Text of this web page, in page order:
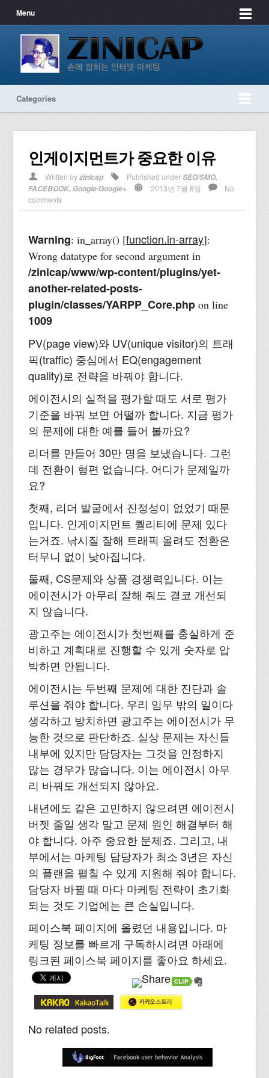
Menu
Categories
인게이지먼트가 중요한 이유
Written byzinicap Published underSEO/SMO,
FACEBOOK, Google/Google+ 2013년 7월 8일
No
comments
Warning: in_array() [function.in-array]:
Wrong datatype for second argument in
/zinicap/www/wp-content/plugins/yet-
another-related-posts-
plugin/classes/YARPP_Core.php on line
1009
PV(page view)와 UV(unique visitor)의 트래
픽(traffic) 중심에서 EQ(engagement
quality)로 전략을 바꿔야 합니다.
에이전시의 실적을 평가할 때도 서로 평가
기준을 바꿔 보면 어떨까 합니다. 지금 평가
의 문제에 대한 예를 들어 볼까요?
리더를 만들어 30만 명을 보냈습니다. 그런
데 전환이 형편 없습니다. 어디가 문제일까
요?
첫째, 리더 발굴에서 진정성이 없었기 때문
입니다. 인게이지먼트 퀄리티에 문제 있다
는거죠. 낚시질 잘해 트래픽 올려도 전환은
터무니 없이 낮아집니다.
둘째, CS문제와 상품 경쟁력입니다. 이는
에이전시가 아무리 잘해 줘도 결코 개선되
지 않습니다.
광고주는 에이전시가 첫번째를 충실하게 준
비하고 계획대로 진행할 수 있게 숫자로 압
박하면 안됩니다.
에이전시는 두번째 문제에 대한 진단과 솔
루션을 줘야 합니다. 우리 임무 밖의 일이다
생각하고 방치하면 광고주는 에이전시가 무
능한 것으로 판단하죠. 실상 문제는 자신들
내부에 있지만 담당자는 그것을 인정하지
않는 경우가 많습니다. 이는 에이전시 아무
리 바꿔도 개선되지 않아요.
내년에도 같은 고민하지 않으려면 에이전시
버젯 줄일 생각 말고 문제 원인 해결부터 해
야 합니다. 아주 중요한 문제죠. 그리고, 내
부에서는 마케팅 담당자가 최소 3년은 자신
의 플랜을 펼칠 수 있게 지원해 줘야 합니다.
담당자 바뀔 때 마다 마케팅 전략이 초기화
되는 것도 기업에는 큰 손실입니다.
페이스북 페이지에 올렸던 내용입니다. 마
케팅 정보를 빠르게 구독하시려면 아래에
링크된 페이스북 페이지를 좋아요 하세요.
No related posts.